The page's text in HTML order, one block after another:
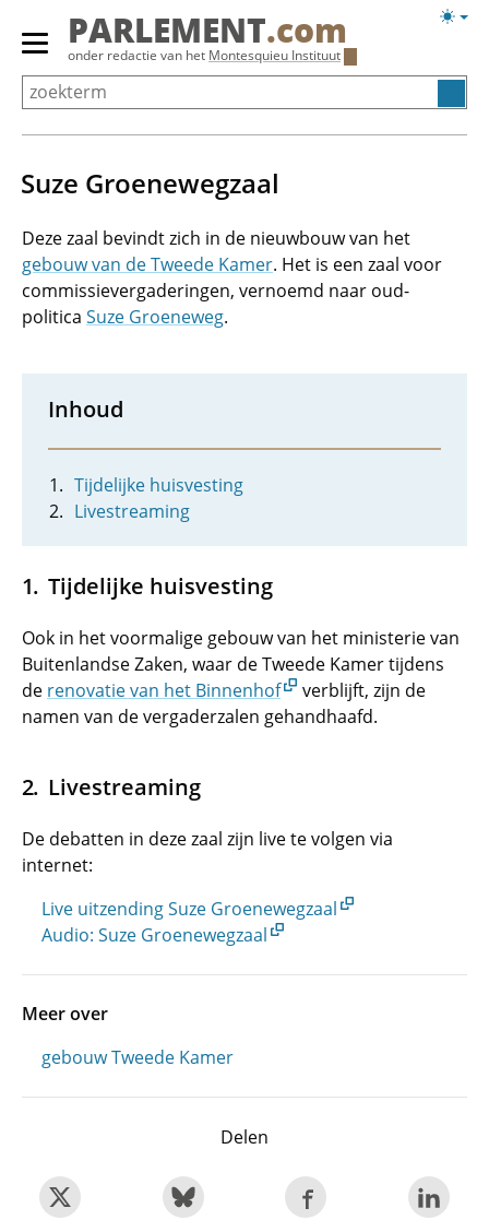
Overslaan
Primair
menu
tonen/verbergen
PARLEMENT.com
onder redactie van het Montesquieu Instituut
Suze Groenewegzaal
Deze zaal bevindt zich in de nieuwbouw van het
gebouw van de Tweede Kamer. Het is een zaal voor
commissievergaderingen, vernoemd naar oud-
politica Suze Groeneweg.
Inhoud
Tijdelijke huisvesting
Livestreaming
Tijdelijke huisvesting
Ook in het voormalige gebouw van het ministerie van
Buitenlandse Zaken, waar de Tweede Kamer tijdens
de renovatie van het Binnenhof
verblijft, zijn de
namen van de vergaderzalen gehandhaafd.
Livestreaming
De debatten in deze zaal zijn live te volgen via
internet:
Live uitzending Suze Groenewegzaal
Audio: Suze Groenewegzaal
Meer over
gebouw Tweede Kamer
Delen